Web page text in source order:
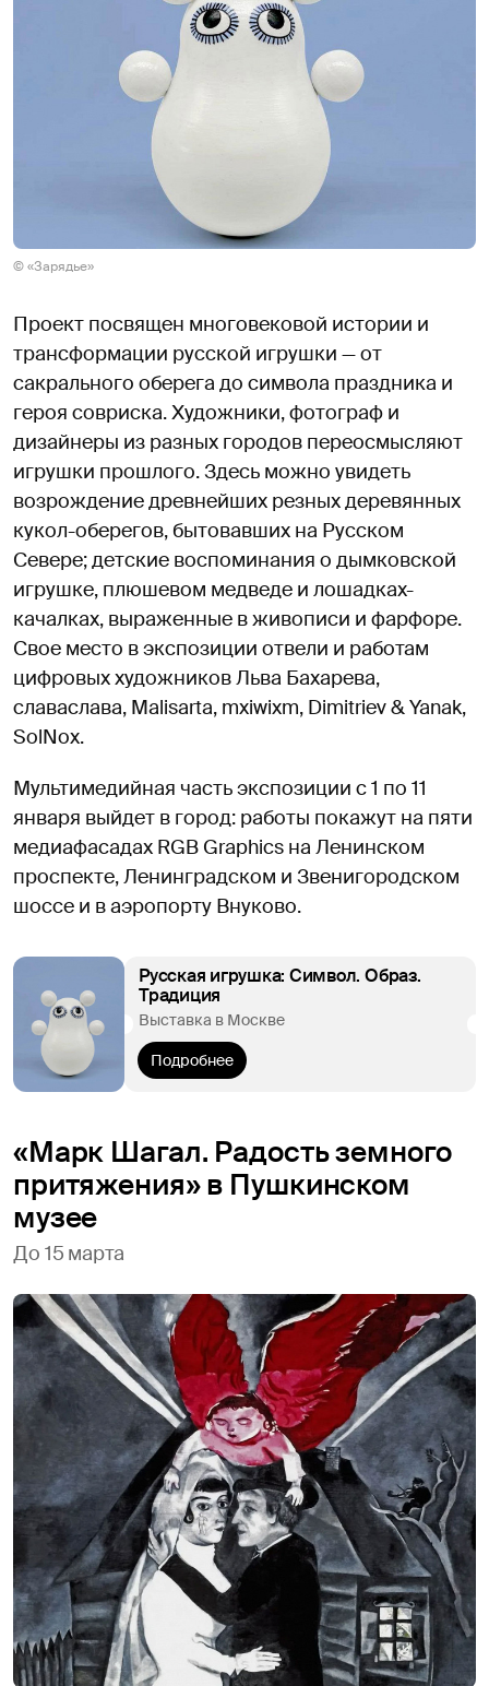
© «Зарядье»
Проект посвящен многовековой истории и
трансформации русской игрушки — от
сакрального оберега до символа праздника и
героя совриска. Художники, фотограф и
дизайнеры из разных городов переосмысляют
игрушки прошлого. Здесь можно увидеть
возрождение древнейших резных деревянных
кукол-оберегов, бытовавших на Русском
Севере; детские воспоминания о дымковской
игрушке, плюшевом медведе и лошадках-
качалках, выраженные в живописи и фарфоре.
Свое место в экспозиции отвели и работам
цифровых художников Льва Бахарева,
славаслава, Malisarta, mxiwixm, Dimitriev & Yanak,
SolNox.
Мультимедийная часть экспозиции с 1 по 11
января выйдет в город: работы покажут на пяти
медиафасадах RGB Graphics на Ленинском
проспекте, Ленинградском и Звенигородском
шоссе и в аэропорту Внуково.
Русская игрушка: Символ. Образ.
Традиция
Выставка в Москве
Подробнее
«Марк Шагал. Радость земного
притяжения» в Пушкинском
музее
До 15 марта